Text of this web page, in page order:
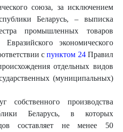
союза, за исключением
Беларусь, – выписка
промышленных товаров
экономического
спунктом 24Правил
отдельных видов
(муниципальных)
собственного производства
Беларусь, в которых
составляет не менее 50